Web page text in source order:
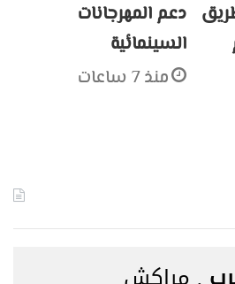
دعم المهرجانات
السينمائية
منذ 7 ساعات